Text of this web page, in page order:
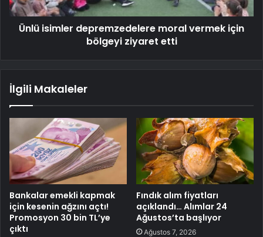
Ünlü isimler depremzedelere moral vermek için
bölgeyi ziyaret etti
İlgili Makaleler
Bankalar emekli kapmak
için kesenin ağzını açtı!
Promosyon 30 bin TL’ye
çıktı
Fındık alım fiyatları
açıklandı… Alımlar 24
Ağustos’ta başlıyor
Ağustos 7, 2026